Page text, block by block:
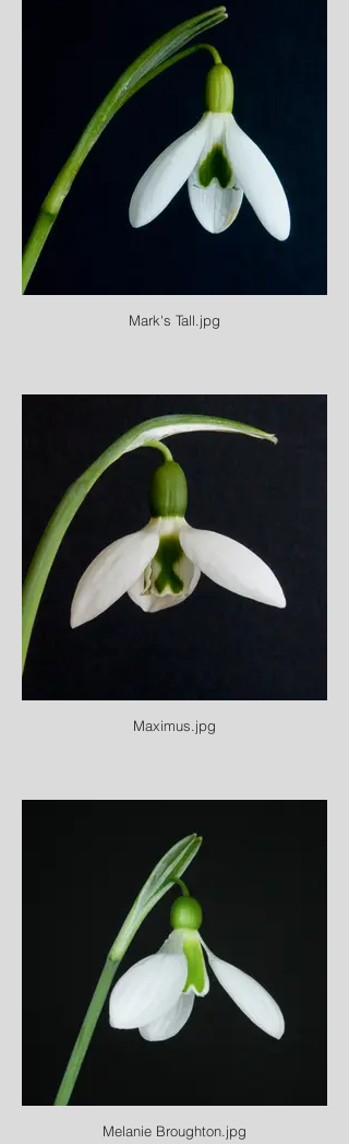
Mark's Tall.jpg
Maximus.jpg
Melanie Broughton.jpg